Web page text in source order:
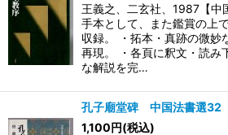
王義之、二玄社、1987【中
手本として、また鑑賞の上
収録。 ・拓本・真跡の微妙
再現。 ・各頁に釈文・読み
な解説を完…
孔子廟堂碑 中国法書選32
1,100円(税込)